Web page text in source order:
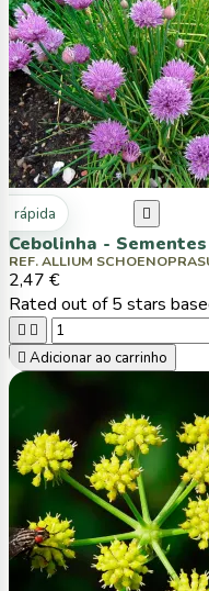
rápida 
Cebolinha - Sementes
REF. ALLIUM
2,47 €
Rated out of 5 stars
 
 Adicionar ao carrinho